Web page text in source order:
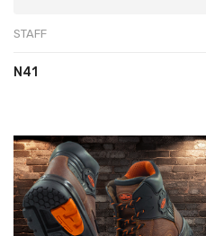
STAFF
N41